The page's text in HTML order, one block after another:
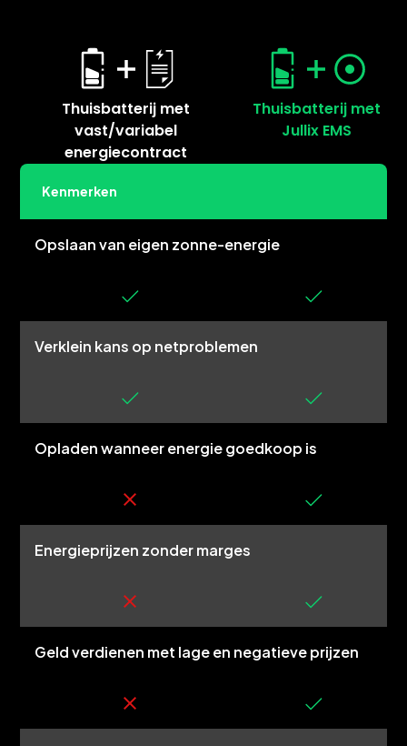
Thuisbatterij met
vast/variabel
energiecontract
Thuisbatterij met
Jullix EMS
Kenmerken
Opslaan van eigen zonne-energie
Verklein kans op netproblemen
Opladen wanneer energie goedkoop is
Energieprijzen zonder marges
Geld verdienen met lage en negatieve prijzen